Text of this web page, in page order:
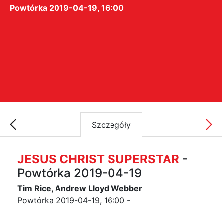
Powtórka 2019-04-19, 16:00
Szczegóły
JESUS CHRIST SUPERSTAR -
Powtórka 2019-04-19
Tim Rice, Andrew Lloyd Webber
Powtórka 2019-04-19, 16:00 -